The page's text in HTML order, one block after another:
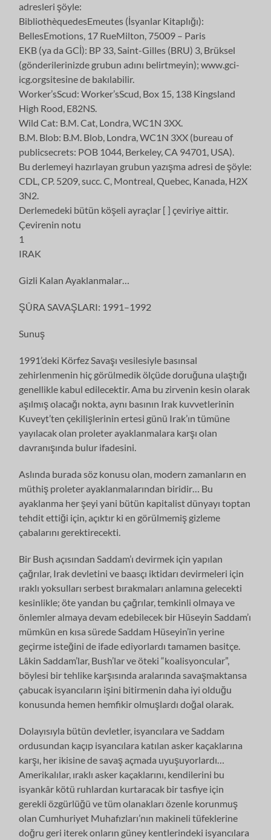
adresleri şöyle:
BibliothèquedesEmeutes (İsyanlar Kitaplığı):
BellesEmotions, 17 RueMilton, 75009 – Paris
EKB (ya da GCİ): BP 33, Saint-Gilles (BRU) 3, Brüksel
(gönderilerinizde grubun adını belirtmeyin); www.gci-
icg.orgsitesine de bakılabilir.
Worker’sScud: Worker’sScud, Box 15, 138 Kingsland
High Rood, E82NS.
Wild Cat: B.M. Cat, Londra, WC1N 3XX.
B.M. Blob: B.M. Blob, Londra, WC1N 3XX (bureau of
publicsecrets: POB 1044, Berkeley, CA 94701, USA).
Bu derlemeyi hazırlayan grubun yazışma adresi de şöyle:
CDL, CP. 5209, succ. C, Montreal, Quebec, Kanada, H2X
3N2.
Derlemedeki bütün köşeli ayraçlar [ ] çeviriye aittir.
Çevirenin notu
1
IRAK
Gizli Kalan Ayaklanmalar…
ŞÛRA SAVAŞLARI: 1991–1992
Sunuş
1991’deki Körfez Savaşı vesilesiyle basınsal
zehirlenmenin hiç görülmedik ölçüde doruğuna ulaştığı
genellikle kabul edilecektir. Ama bu zirvenin kesin olarak
aşılmış olacağı nokta, aynı basının Irak kuvvetlerinin
Kuveyt’ten çekilişlerinin ertesi günü Irak’ın tümüne
yayılacak olan proleter ayaklanmalara karşı olan
davranışında bulur ifadesini.
Aslında burada söz konusu olan, modern zamanların en
müthiş proleter ayaklanmalarından biridir… Bu
ayaklanma her şeyi yani bütün kapitalist dünyayı toptan
tehdit ettiği için, açıktır ki en görülmemiş gizleme
çabalarını gerektirecekti.
Bir Bush açısından Saddam’ı devirmek için yapılan
çağrılar, Irak devletini ve baasçı iktidarı devirmeleri için
ıraklı yoksulları serbest bırakmaları anlamına gelecekti
kesinlikle; öte yandan bu çağrılar, temkinli olmaya ve
önlemler almaya devam edebilecek bir Hüseyin Saddam’ı
mümkün en kısa sürede Saddam Hüseyin’in yerine
geçirme isteğini de ifade ediyorlardı tamamen basitçe.
Lâkin Saddam’lar, Bush’lar ve öteki “koalisyoncular”,
böylesi bir tehlike karşısında aralarında savaşmaktansa
çabucak isyancıların işini bitirmenin daha iyi olduğu
konusunda hemen hemfikir olmuşlardı doğal olarak.
Dolayısıyla bütün devletler, isyancılara ve Saddam
ordusundan kaçıp isyancılara katılan asker kaçaklarına
karşı, her ikisine de savaş açmada uyuşuyorlardı…
Amerikalılar, ıraklı asker kaçaklarını, kendilerini bu
isyankâr kötü ruhlardan kurtaracak bir tasfiye için
gerekli özgürlüğü ve tüm olanakları özenle korunmuş
olan Cumhuriyet Muhafızları’nın makineli tüfeklerine
doğru geri iterek onların güney kentlerindeki isyancılara